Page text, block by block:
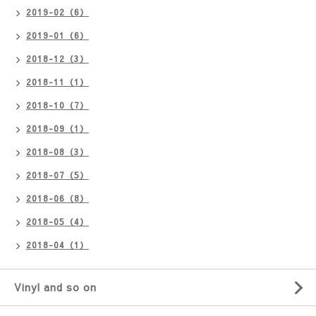
2019-02（6）
2019-01（6）
2018-12（3）
2018-11（1）
2018-10（7）
2018-09（1）
2018-08（3）
2018-07（5）
2018-06（8）
2018-05（4）
2018-04（1）
Vinyl and so on